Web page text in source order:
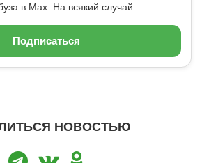
в Max. На всякий случай.
Подписаться
НОВОСТЬЮ